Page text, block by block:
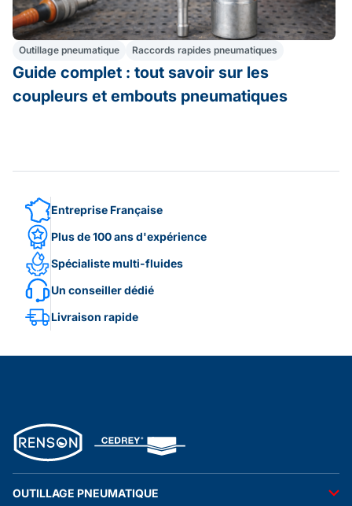
Outillage pneumatique Raccords rapides pneumatiques
Guide complet : tout savoir sur les
coupleurs et embouts pneumatiques
Entreprise Française
Plus de 100 ans d'expérience
Spécialiste multi-fluides
Un conseiller dédié
Livraison rapide
OUTILLAGE PNEUMATIQUE